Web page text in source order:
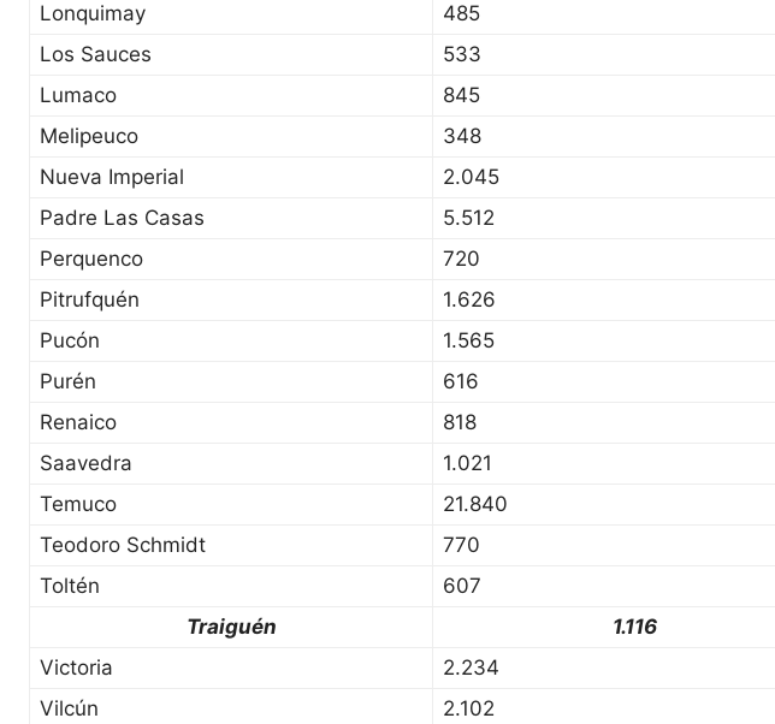
Lonquimay
485
Los Sauces
533
Lumaco
845
Melipeuco
348
Nueva Imperial
2.045
Padre Las Casas
5.512
Perquenco
720
Pitrufquén
1.626
Pucón
1.565
Purén
616
Renaico
818
Saavedra
1.021
Temuco
21.840
Teodoro Schmidt
770
Toltén
607
Traiguén
1.116
Victoria
2.234
Vilcún
2.102